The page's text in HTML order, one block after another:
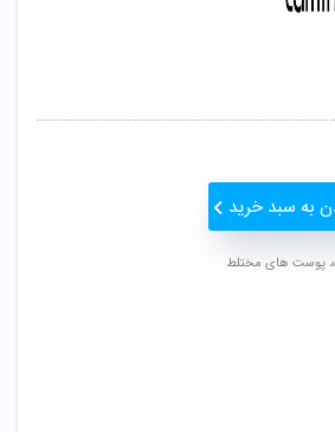
به سبد خرید
پوست های مختلط